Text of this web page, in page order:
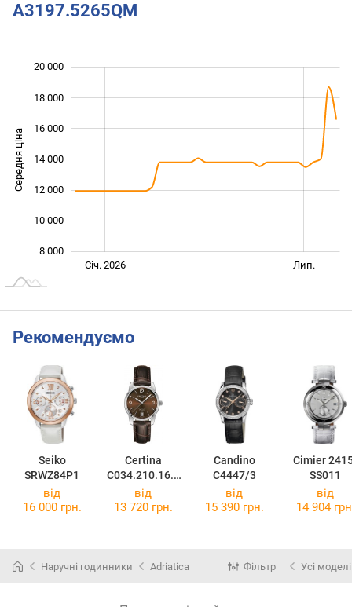
A3197.5265QM
Середня ціна 10 000
8 000
10 000
12 000
14 000
16 000
18 000
20 000
Жовт.Січ. 2026
Січ. 2027 Лип.
Рекомендуємо
Seiko
SRWZ84P1
Certina
C034.210.16.2
97.00
Candino
C4447/3
Cimier
SS011
від
16 000 грн.
від
13 720 грн.
від
15 390 грн.
від
14 904
Наручні годинники Adriatica Фільтр Усі моделі